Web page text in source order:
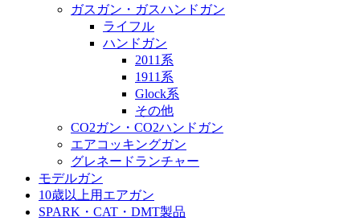
ガスガン・ガスハンドガン
ライフル
ハンドガン
2011系
1911系
Glock系
その他
CO2ガン・CO2ハンドガン
エアコッキングガン
グレネードランチャー
モデルガン
10歳以上用エアガン
SPARK・CAT・DMT製品